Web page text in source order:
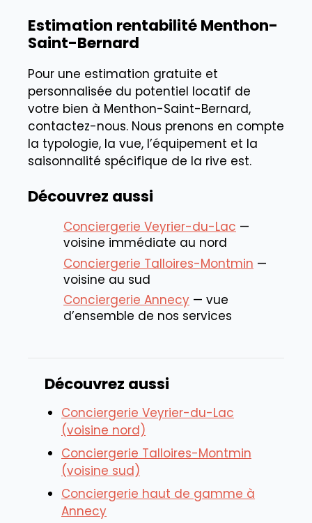
Estimation rentabilité Menthon-
Saint-Bernard
Pour une estimation gratuite et
personnalisée du potentiel locatif de
votre bien à Menthon-Saint-Bernard,
contactez-nous. Nous prenons en compte
la typologie, la vue, l’équipement et la
saisonnalité spécifique de la rive est.
Découvrez aussi
Conciergerie Veyrier-du-Lac —
voisine immédiate au nord
Conciergerie Talloires-Montmin —
voisine au sud
Conciergerie Annecy — vue
d’ensemble de nos services
Découvrez aussi
Conciergerie Veyrier-du-Lac
(voisine nord)
Conciergerie Talloires-Montmin
(voisine sud)
Conciergerie haut de gamme à
Annecy